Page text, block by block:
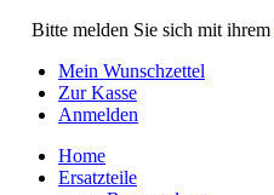
Bitte melden Sie sich mit ihrem
Mein Wunschzettel
Zur Kasse
Anmelden
Home
Ersatzteile